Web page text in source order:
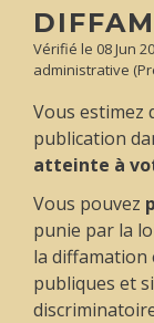
Vérifié le 08 Jun
administrative
Vous estimez
publication
atteinte à
Vous pouvez
punie par la
la diffamation
publiques et